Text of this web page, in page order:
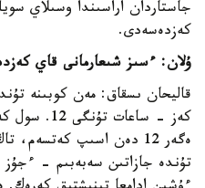
جاستاردان اراسىندا وسىلاي
كەزدەسەدى.
ۇلان: ءسىز شىعارمانى قاي
قاليحان ىسقاق: مەن كوبىنە
كەز - ساعات
ەگەر 12 دەن اسىپ
تۇندە جازاتىن سەبەبىم -